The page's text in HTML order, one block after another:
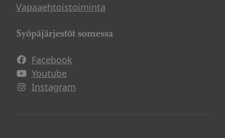
Vapaaehtoistoiminta
Syöpäjärjestöt somessa
Facebook
Avautuu uuteen ikkunaan
Youtube
Avautuu uuteen ikkunaan
Instagram
Avautuu uuteen ikkunaan